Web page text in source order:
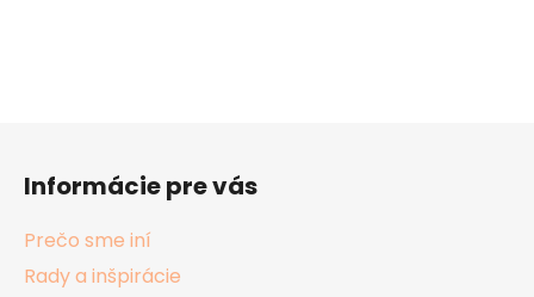
Informácie pre vás
Prečo sme iní
Rady a inšpirácie